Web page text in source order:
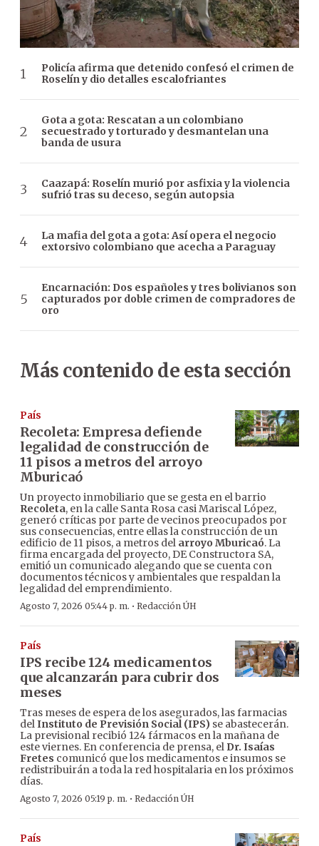
Policía afirma que detenido confesó el crimen de
Roselín y dio detalles escalofriantes
Gota a gota: Rescatan a un colombiano
secuestrado y torturado y desmantelan una
banda de usura
Caazapá: Roselín murió por asfixia y la violencia
sufrió tras su deceso, según autopsia
La mafia del gota a gota: Así opera el negocio
extorsivo colombiano que acecha a Paraguay
Encarnación: Dos españoles y tres bolivianos son
capturados por doble crimen de compradores de
oro
Más contenido de esta sección
País
Recoleta: Empresa defiende
legalidad de construcción de
11 pisos a metros del arroyo
Mburicaó
Un proyecto inmobiliario que se gesta en el barrio
Recoleta, en la calle Santa Rosa casi Mariscal López,
generó críticas por parte de vecinos preocupados por
sus consecuencias, entre ellas la construcción de un
edificio de 11 pisos, a metros del arroyo Mburicaó. La
firma encargada del proyecto, DE Constructora SA,
emitió un comunicado alegando que se cuenta con
documentos técnicos y ambientales que respaldan la
legalidad del emprendimiento.
Agosto 7, 2026 05:44 p. m. · Redacción ÚH
País
IPS recibe 124 medicamentos
que alcanzarán para cubrir dos
meses
Tras meses de espera de los asegurados, las farmacias
delInstituto de Previsión Social (IPS) se abastecerán.
La previsional recibió 124 fármacos en la mañana de
este viernes. En conferencia de prensa, el Dr. Isaías
Fretes comunicó que los medicamentos e insumos se
redistribuirán a toda la red hospitalaria en los próximos
días.
Agosto 7, 2026 05:19 p. m. · Redacción ÚH
País